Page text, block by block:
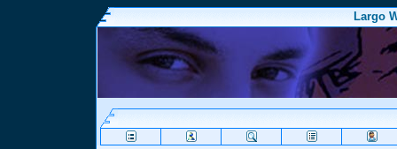
Largo